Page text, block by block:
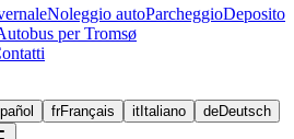
Noleggio autoParcheggioDeposito
per Tromsø
frFrançais it Italiano deDeutsch